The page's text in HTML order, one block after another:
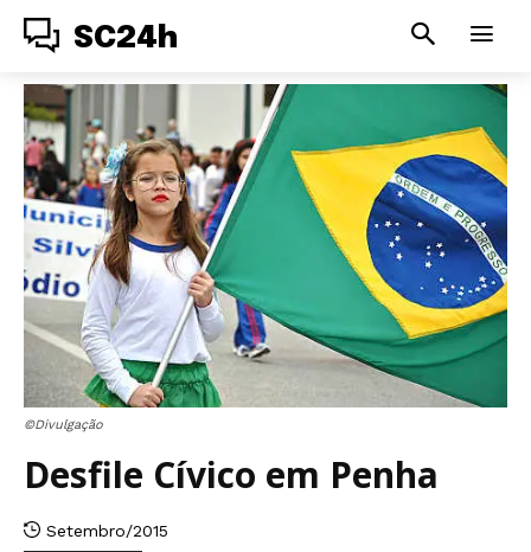
SC24h
©Divulgação
Desfile Cívico em Penha
Setembro/2015